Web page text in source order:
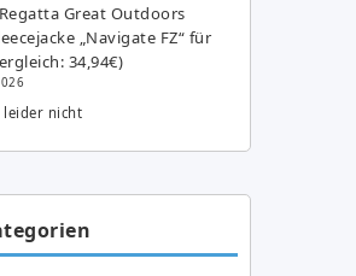
Regatta Great Outdoors
„Navigate FZ“ für
34,94€)
leider nicht